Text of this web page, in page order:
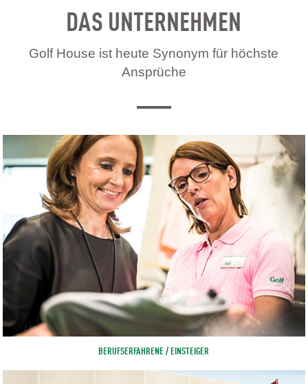
DAS UNTERNEHMEN
Golf House ist heute Synonym für höchste
Ansprüche
BERUFSERFAHRENE / EINSTEIGER